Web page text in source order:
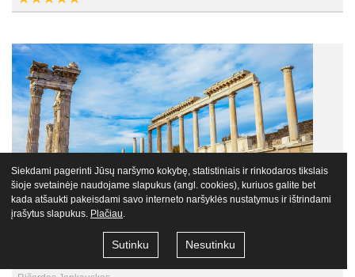
Helenizmo epocha: miestai ir architektūra
Siekdami pagerinti Jūsų naršymo kokybę, statistiniais ir rinkodaros tikslais
šioje svetainėje naudojame slapukus (angl. cookies), kuriuos galite bet
kada atšaukti pakeisdami savo interneto naršyklės nustatymus ir ištrindami
įrašytus slapukus. Plačiau
Sutinku Nesutinku